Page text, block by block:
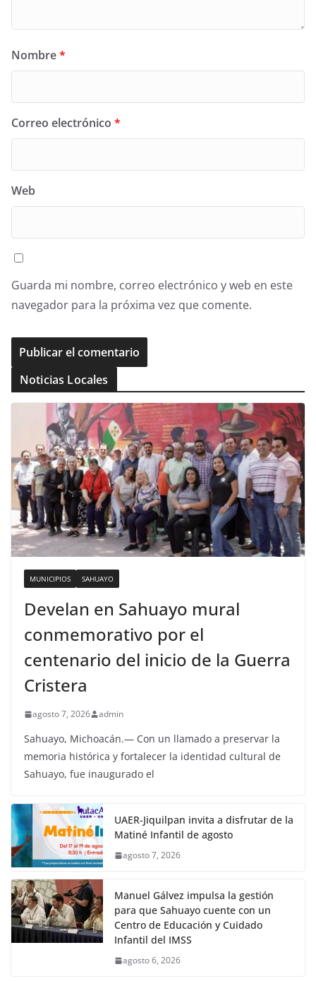
Nombre*
Correo electrónico *
Web
Guarda mi nombre, correo electrónico y web en este
navegador para la próxima vez que comente.
Noticias Locales
MUNICIPIOS SAHUAYO
Develan en Sahuayo mural
conmemorativo por el
centenario del inicio de la Guerra
Cristera
agosto 7, 2026 admin
Sahuayo, Michoacán.— Con un llamado a preservar la
memoria histórica y fortalecer la identidad cultural de
Sahuayo, fue inaugurado el
UAER-Jiquilpan invita a disfrutar de la
Matiné Infantil de agosto
agosto 7, 2026
Manuel Gálvez impulsa la gestión
para que Sahuayo cuente con un
Centro de Educación y Cuidado
Infantil del IMSS
agosto 6, 2026